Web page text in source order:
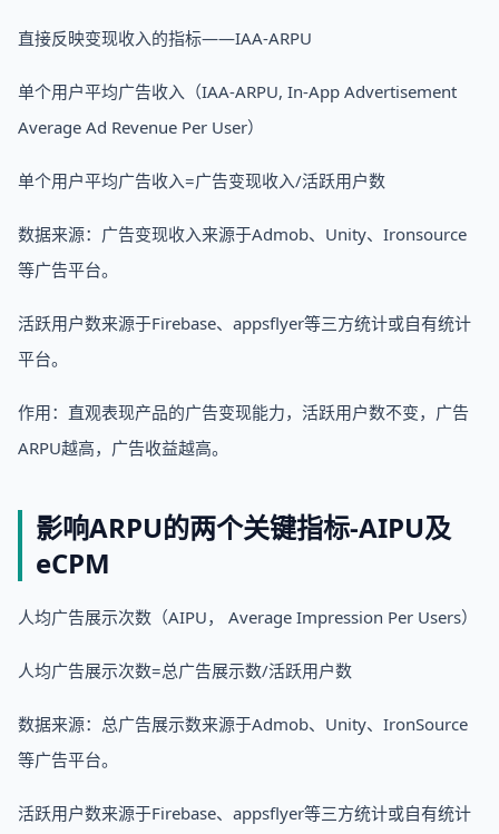
直接反映变现收入的指标——IAA-ARPU
单个用户平均广告收入（IAA-ARPU, In-App Advertisement
Average Ad Revenue Per User）
单个用户平均广告收入=广告变现收入/活跃用户数
数据来源：广告变现收入来源于Admob、Unity、Ironsource
等广告平台。
活跃用户数来源于Firebase、appsflyer等三方统计或自有统计
平台。
作用：直观表现产品的广告变现能力，活跃用户数不变，广告
ARPU越高，广告收益越高。
影响ARPU的两个关键指标-AIPU及
eCPM
人均广告展示次数（AIPU， Average Impression Per Users）
人均广告展示次数=总广告展示数/活跃用户数
数据来源：总广告展示数来源于Admob、Unity、IronSource
等广告平台。
活跃用户数来源于Firebase、appsflyer等三方统计或自有统计